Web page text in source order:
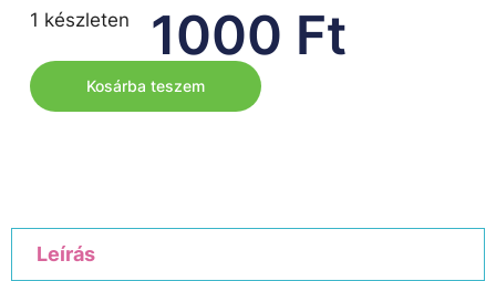
1000 Ft
1 készleten
Kosárba teszem
Leírás